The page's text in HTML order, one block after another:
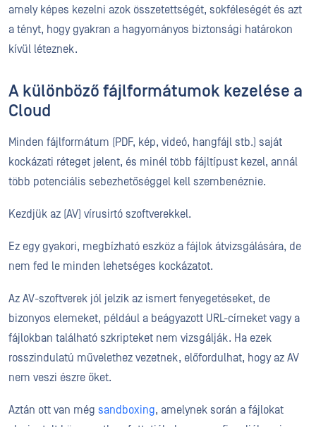
amely képes kezelni azok összetettségét, sokféleségét és azt
a tényt, hogy gyakran a hagyományos biztonsági határokon
kívül léteznek.
A különböző fájlformátumok kezelése a
Cloud
Minden fájlformátum (PDF, kép, videó, hangfájl stb.) saját
kockázati réteget jelent, és minél több fájltípust kezel, annál
több potenciális sebezhetőséggel kell szembenéznie.
Kezdjük az (AV) vírusirtó szoftverekkel.
Ez egy gyakori, megbízható eszköz a fájlok átvizsgálására, de
nem fed le minden lehetséges kockázatot.
Az AV-szoftverek jól jelzik az ismert fenyegetéseket, de
bizonyos elemeket, például a beágyazott URL-címeket vagy a
fájlokban található szkripteket nem vizsgálják. Ha ezek
rosszindulatú művelethez vezetnek, előfordulhat, hogy az AV
nem veszi észre őket.
Aztán ott van még sandboxing, amelynek során a fájlokat